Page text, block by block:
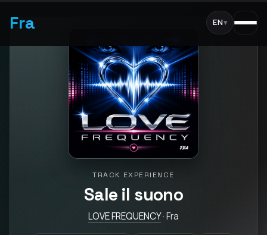
Fra EN▾
TRACK EXPERIENCE
Sale il suono
LOVE FREQUENCY· Fra